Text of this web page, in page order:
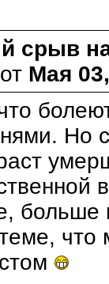
срыв
от Мая
Но
больше
что